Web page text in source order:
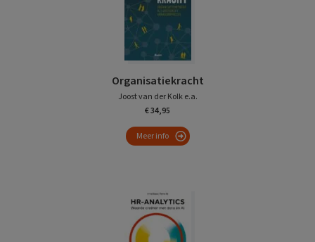
Organisatiekracht
Joost van der Kolk e.a.
€ 34,95
Meer info